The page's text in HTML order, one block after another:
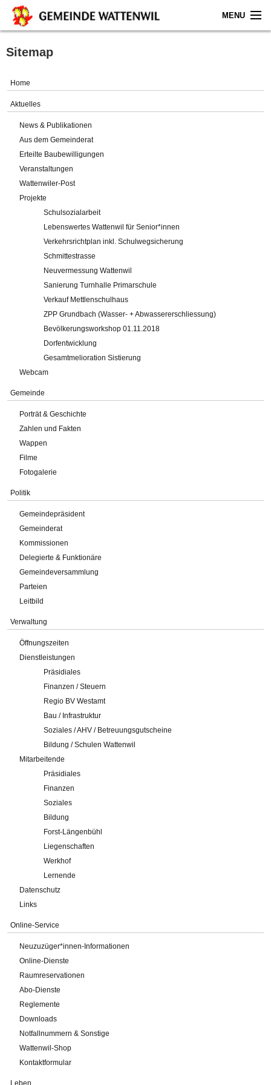
MENU
Home
Gemeinde
Verwaltung
Online-Service
Impressum
Sitemap
Home
Aktuelles
News & Publikationen
Aus dem Gemeinderat
Erteilte Baubewilligungen
Veranstaltungen
Wattenwiler-Post
Projekte
Schulsozialarbeit
Lebenswertes Wattenwil für Senior*innen
Verkehrsrichtplan inkl. Schulwegsicherung
Schmittestrasse
Neuvermessung Wattenwil
Sanierung Turnhalle Primarschule
Verkauf Mettlenschulhaus
ZPP Grundbach (Wasser- + Abwassererschliessung)
Bevölkerungsworkshop 01.11.2018
Dorfentwicklung
Gesamtmelioration Sistierung
Webcam
Gemeinde
Porträt & Geschichte
Zahlen und Fakten
Wappen
Filme
Fotogalerie
Politik
Gemeindepräsident
Gemeinderat
Kommissionen
Delegierte & Funktionäre
Gemeindeversammlung
Parteien
Leitbild
Verwaltung
Öffnungszeiten
Dienstleistungen
Präsidiales
Finanzen / Steuern
Regio BV Westamt
Bau / Infrastruktur
Soziales / AHV / Betreuungsgutscheine
Bildung / Schulen Wattenwil
Mitarbeitende
Präsidiales
Finanzen
Soziales
Bildung
Forst-Längenbühl
Liegenschaften
Werkhof
Lernende
Datenschutz
Links
Online-Service
Neuzuzüger*innen-Informationen
Online-Dienste
Raumreservationen
Abo-Dienste
Reglemente
Downloads
Notfallnummern & Sonstige
Wattenwil-Shop
Kontaktformular
Leben